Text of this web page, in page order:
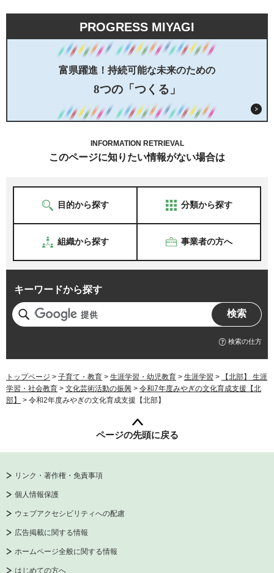
PROGRESS MIYAGI
富県躍進！持続可能な未来のための
8つの「つくる」
INFORMATION RETRIEVAL
このページに知りたい情報がない場合は
目的から探す 分類から探す
組織から探す 事業者の方へ
キーワードから探す
検索の仕方
トップページ > 子育て・教育 > 生涯学習・幼児教育 > 生涯学習 >
【北部】 生涯
学習・社会教育 > 文化芸術活動の振興 > 令和7年度みやぎの文化育成支援【北
部】
> 令和2年度みやぎの文化育成支援【北部】
ページの先頭に戻る
リンク・著作権・免責事項
個人情報保護
ウェブアクセシビリティへの配慮
広告掲載に関する情報
ホームページ全般に関する情報
はじめての方へ